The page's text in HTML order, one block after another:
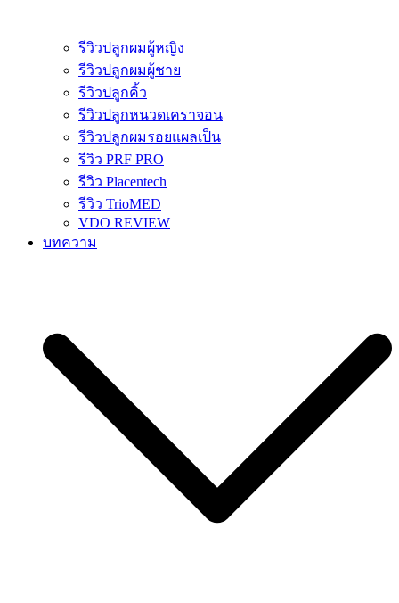
รีวิวปลูกผมผู้หญิง
รีวิวปลูกผมผู้ชาย
รีวิวปลูกคิ้ว
รีวิวปลูกหนวดเคราจอน
รีวิวปลูกผมรอยแผลเป็น
รีวิว PRF PRO
รีวิว Placentech
รีวิว TrioMED
VDO REVIEW
บทความ